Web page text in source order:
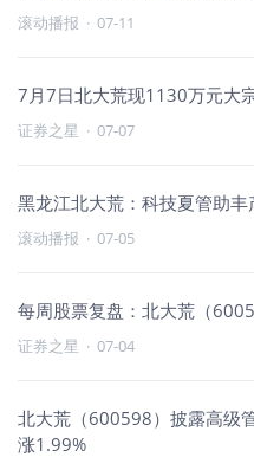
滚动播报 · 07-11
7月7日北大荒现1130万元大
证券之星 · 07-07
黑龙江北大荒：科技夏管助丰
滚动播报 · 07-05
每周股票复盘：北大荒（
证券之星 · 07-04
北大荒（600598）披露高级
涨1.99%